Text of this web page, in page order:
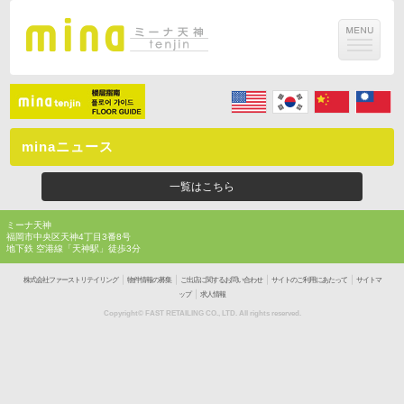
minaニュース
一覧はこちら
ミーナ天神
福岡市中央区天神4丁目3番8号
地下鉄 空港線「天神駅」徒歩3分
株式会社ファーストリテイリング｜ 物件情報の募集｜ ご出店に関するお問い合わせ｜ サイトのご利用にあたって｜
サイトマ
ップ｜ 求人情報
Copyright© FAST RETAILING CO., LTD. All rights reserved.